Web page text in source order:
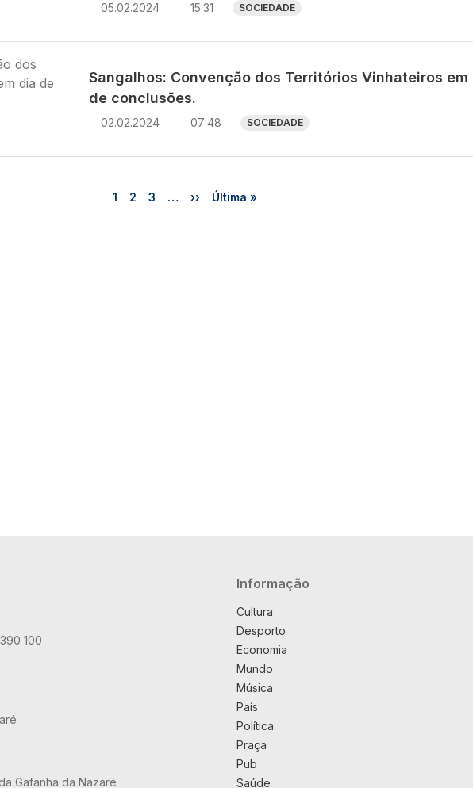
05.02.2024 15:31 SOCIEDADE
Sangalhos: Convenção dos Territórios Vinhateiros em
de conclusões.
02.02.2024 07:48 SOCIEDADE
Página
1 Página
2 Página
3 … Próxima página
›› Última página
Última »
100
Gafanha da Nazaré
Navegação principal
Informação
Cultura
Desporto
Economia
Mundo
Música
País
Política
Praça
Pub
Saúde